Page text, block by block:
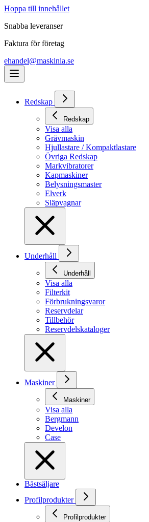
Hoppa till innehållet
Snabba leveranser
Faktura för företag
ehandel@maskinia.se
Redskap
Redskap
Visa alla
Grävmaskin
Hjullastare / Kompaktlastare
Övriga Redskap
Markvibratorer
Kapmaskiner
Belysningsmaster
Elverk
Släpvagnar
Underhåll
Underhåll
Visa alla
Filterkit
Förbrukningsvaror
Reservdelar
Tillbehör
Reservdelskataloger
Maskiner
Maskiner
Visa alla
Bergmann
Develon
Case
Bästsäljare
Profilprodukter
Profilprodukter